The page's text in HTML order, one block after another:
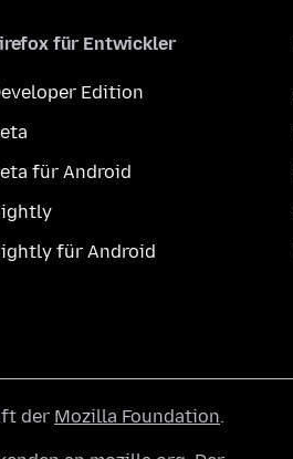
für Entwickler
Edition
für Android
für Android
der Mozilla Foundation.